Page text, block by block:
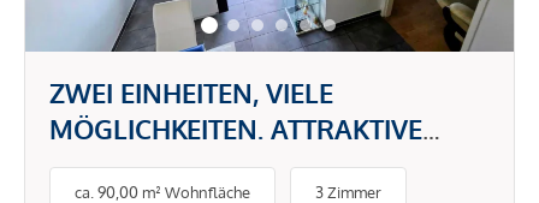
ZWEI EINHEITEN, VIELE
MÖGLICHKEITEN. ATTRAKTIVE
KAPITALANLAGE IN GRAZ
ca. 90,00 m² Wohnfläche 3 Zimmer